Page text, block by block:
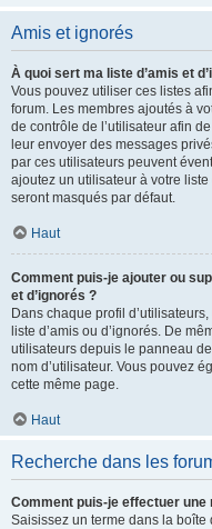
Amis et ignorés
À quoi sert ma liste d’amis et
Vous pouvez utiliser ces listes
forum. Les membres ajoutés à
de contrôle de l’utilisateur afin
leur envoyer des messages
par ces utilisateurs peuvent
ajoutez un utilisateur à votre
seront masqués par défaut.
Haut
Comment puis-je ajouter ou
et d’ignorés ?
Dans chaque profil
liste d’amis ou d’ignorés. De
utilisateurs depuis le panneau
nom d’utilisateur. Vous pouvez
cette même page.
Haut
Recherche dans les
Comment puis-je effectuer
Saisissez un terme dans la boîte